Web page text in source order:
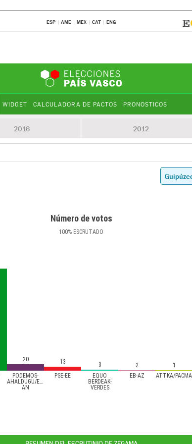
ESP AME MEX CAT ENG
WIDGET CALCULADORA DE PACTOS PRONOSTICOS
2016 2012
Número de votos
100% ESCRUTADO
PODEMOS-
AHALDUGU/EZKER
AN
PSE-EE
EQUO
BERDEAK-
VERDES
EB-AZ ATTKA/PACMA
20 13 3 2 1